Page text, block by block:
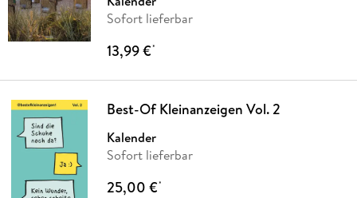
Sofort lieferbar
13,99 €*
Best-Of Kleinanzeigen Vol. 2
Kalender
Sofort lieferbar
25,00 €*